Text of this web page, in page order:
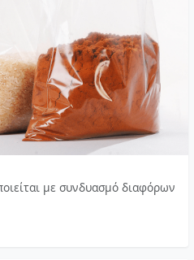
με συνδυασμό διαφόρων